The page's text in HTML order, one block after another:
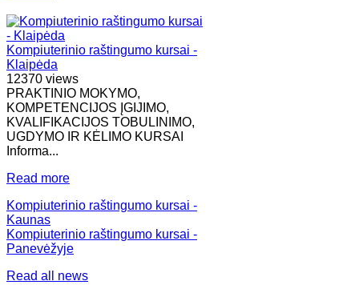
Kompiuterinio raštingumo kursai -
Klaipėda
12370 views
PRAKTINIO MOKYMO,
KOMPETENCIJOS ĮGIJIMO,
KVALIFIKACIJOS TOBULINIMO,
UGDYMO IR KĖLIMO KURSAI
Informa...
Read more
Kompiuterinio raštingumo kursai -
Kaunas
Kompiuterinio raštingumo kursai -
Panevėžyje
Read all news